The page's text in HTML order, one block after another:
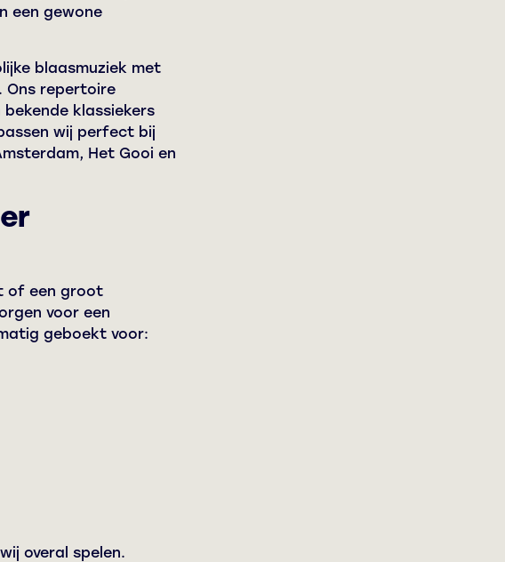
een gewone
blaasmuziek met
Ons repertoire
klassiekers
wij perfect bij
Het Gooi en
of een groot
voor een
geboekt voor:
overal spelen.